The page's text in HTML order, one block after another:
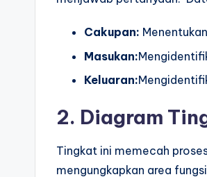
Cakupan:
Masukan:
Keluaran:
2. Diagram
Tingkat ini memecah
mengungkapkan area